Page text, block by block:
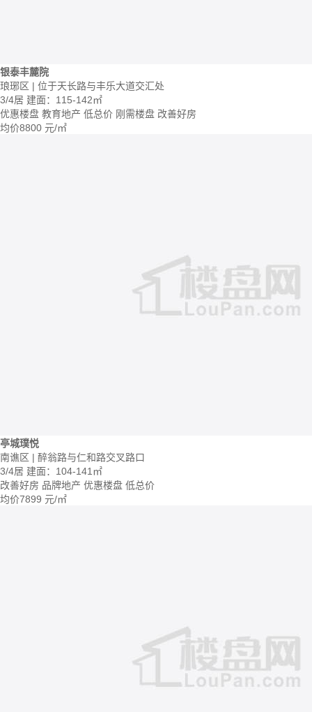
银泰丰麓院
琅琊区 | 位于天长路与丰乐大道交汇处
3/4居 建面：115-142㎡
优惠楼盘 教育地产 低总价 刚需楼盘 改善好房
均价8800 元/㎡
亭城璞悦
南谯区 | 醉翁路与仁和路交叉路口
3/4居 建面：104-141㎡
改善好房 品牌地产 优惠楼盘 低总价
均价7899 元/㎡